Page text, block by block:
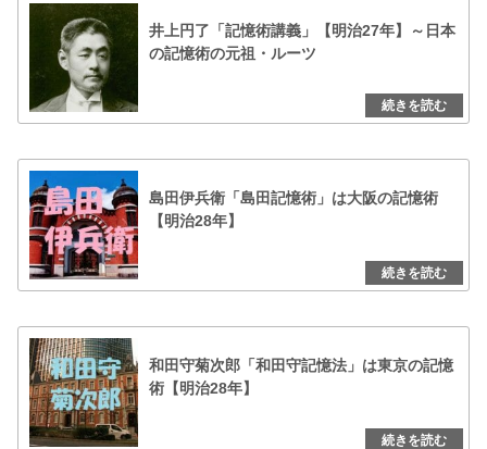
井上円了「記憶術講義」【明治27年】～日本
の記憶術の元祖・ルーツ
島田伊兵衛「島田記憶術」は大阪の記憶術
【明治28年】
和田守菊次郎「和田守記憶法」は東京の記憶
術【明治28年】